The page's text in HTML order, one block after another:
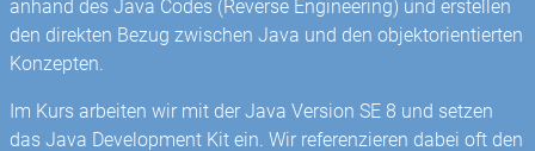
anhand des Java Codes (Reverse Engineering) und erstellen
den direkten Bezug zwischen Java und den objektorientierten
Konzepten.
Im Kurs arbeiten wir mit der Java Version SE 8 und setzen
das Java Development Kit ein. Wir referenzieren dabei oft den